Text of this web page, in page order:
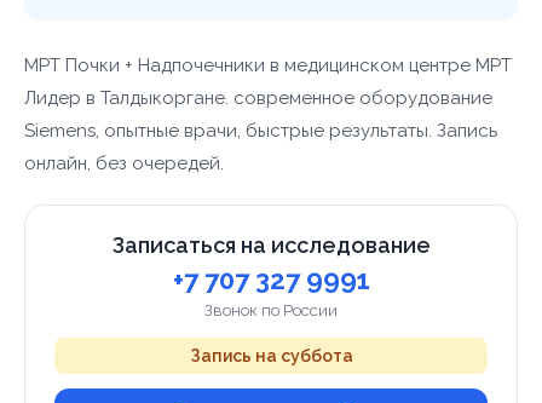
МРТ Почки + Надпочечники в медицинском центре МРТ
Лидер в Талдыкоргане. современное оборудование
Siemens, опытные врачи, быстрые результаты. Запись
онлайн, без очередей.
Записаться на исследование
+7 707 327 9991
Звонок по России
Запись на суббота